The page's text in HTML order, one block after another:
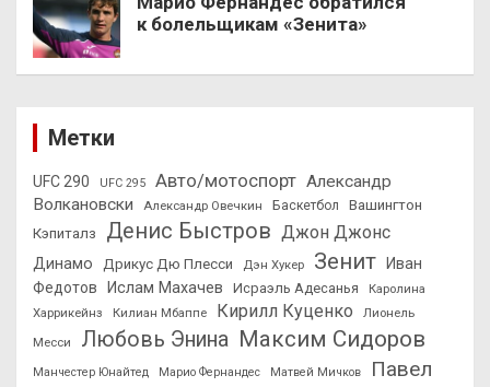
к болельщикам «Зенита»
Метки
UFC 290 UFC 295 Авто/мотоспорт Александр
Волкановски
Александр Овечкин Баскетбол
Вашингтон
Кэпиталз
Денис Быстров Джон Джонс
Динамо Дрикус Дю Плесси Дэн Хукер Зенит
Иван
Федотов
Ислам Махачев Исраэль Адесанья
Каролина
Харрикейнз
Килиан Мбаппе Кирилл Куценко
Лионель
Месси
Любовь Энина Максим Сидоров
Манчестер Юнайтед Марио Фернандес Матвей Мичков
Павел